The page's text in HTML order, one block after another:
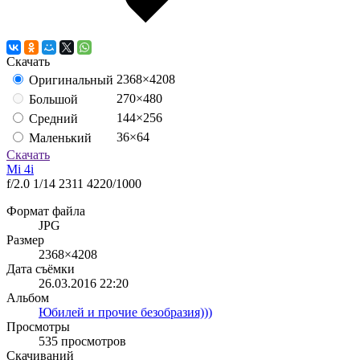
Скачать
Оригинальный 2368×4208
Большой
270×480
Средний
144×256
Маленький
36×64
Скачать
Mi 4i
f/2.0 1/14 2311 4220/1000
Формат файла
JPG
Размер
2368×4208
Дата съёмки
26.03.2016 22:20
Альбом
Юбилей и прочие безобразия)))
Просмотры
535 просмотров
Скачиваний